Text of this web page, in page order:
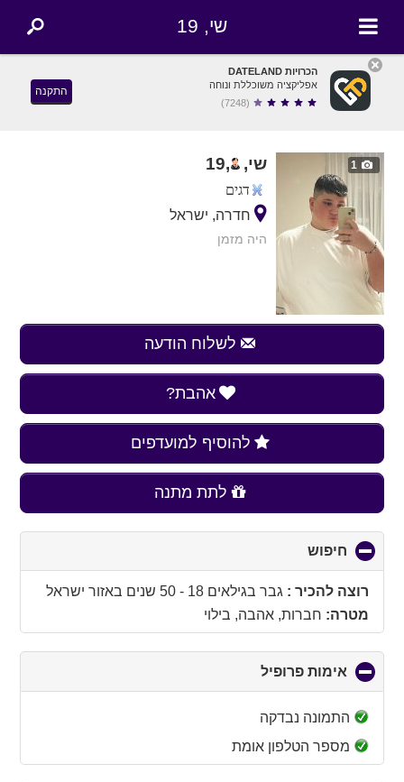
שי, 19
הכרויות DATELAND
אפליקציה משוכללת ונוחה
(7248)
התקנה
1 שי, ,
19
דגים
חדרה, ישראל
היה מזמן
לשלוח הודעה
אהבת?
להוסיף למועדפים
לתת מתנה
חיפוש
to
collapseרוצה להכיר : גבר בגילאים 18 - 50 שנים באזור ישראל
מטרה: חברות, אהבה, בילוי
אימות פרופיל
to
התמונה נבדקה
מספר הטלפון אומת